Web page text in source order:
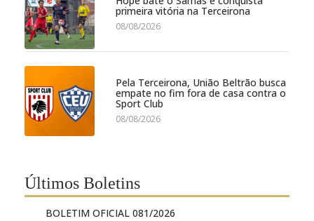
primeira vitória na Terceirona
08/08/2026
Pela Terceirona, União Beltrão busca
empate no fim fora de casa contra o
Sport Club
08/08/2026
Últimos Boletins
BOLETIM OFICIAL 081/2026